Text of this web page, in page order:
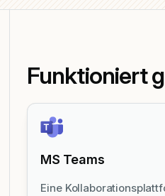
Funktioniert
MS Teams
Eine